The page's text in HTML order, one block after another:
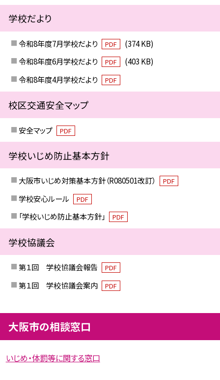
学校だより
令和8年度7月学校だより PDF
(374 KB)
令和8年度6月学校だより
PDF
(403 KB)
令和8年度4月学校だより
PDF
校区交通安全マップ
安全マップ PDF
学校いじめ防止基本方針
大阪市いじめ対策基本方針（R080501改訂） PDF
学校安心ルール PDF
「学校いじめ防止基本方針」 PDF
学校協議会
第１回 学校協議会報告 PDF
第１回 学校協議会案内 PDF
大阪市の相談窓口
いじめ・体罰等に関する窓口